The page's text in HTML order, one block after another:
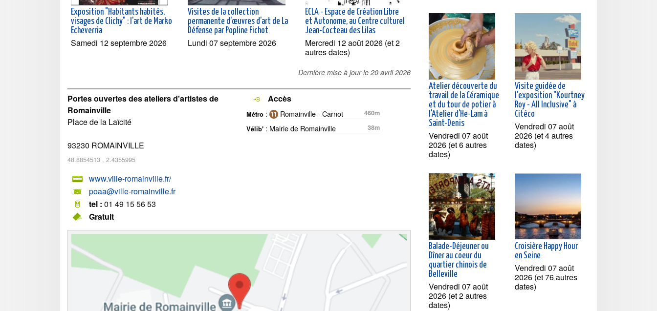
Exposition "Habitants habités,
visages de Clichy" : l'art de Marko
Echeverria
Samedi 12 septembre 2026
Visites de la collection
permanente d'œuvres d'art de La
Défense par Popline Fichot
Lundi 07 septembre 2026
ECLA - Espace de Création Libre
et Autonome, au Centre culturel
Jean-Cocteau des Lilas
Mercredi 12 août 2026 (et 2
autres dates)
Dernière mise à jour le 20 avril 2026
Portes ouvertes des ateliers d'artistes de
Romainville
Place de la Laïcité
93230 ROMAINVILLE
48.8854513 , 2.4355995
www.ville-romainville.fr/
poaa@ville-romainville.fr
tel : 01 49 15 56 53
Accès
Métro : Romainville - Carnot
460m
Vélib' : Mairie de Romainville 38m
Gratuit
Atelier découverte du
travail de la Céramique
et du tour de potier à
l'Atelier d'He-Lam à
Saint-Denis
Vendredi 07 août
2026 (et 6 autres
dates)
Visite guidée de
l'exposition "Kourtney
Roy - All Inclusive" à
Citéco
Vendredi 07 août
2026 (et 4 autres
dates)
Balade-Déjeuner ou
Dîner au coeur du
quartier chinois de
Belleville
Vendredi 07 août
2026 (et 2 autres
dates)
Croisière Happy Hour
en Seine
Vendredi 07 août
2026 (et 76 autres
dates)